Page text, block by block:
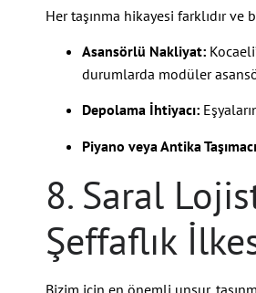
Her taşınma hikayesi farklıdır
Asansörlü Nakliyat:
durumlarda modüler
Depolama İhtiyacı:
Piyano veya Antika
8. Saral
Şeffaflık
Bizim için en önemli unsur,